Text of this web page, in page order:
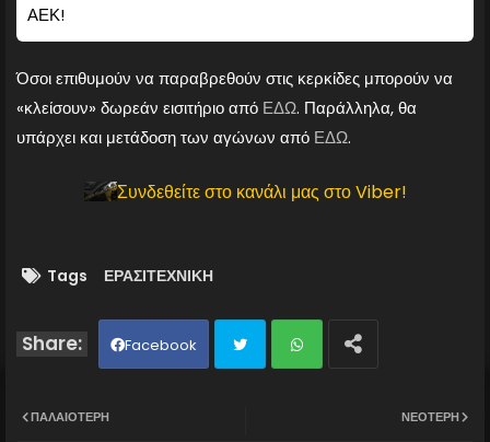
Όσοι επιθυμούν να παραβρεθούν στις κερκίδες μπορούν να
«κλείσουν» δωρεάν εισιτήριο από ΕΔΩ. Παράλληλα, θα
υπάρχει και μετάδοση των αγώνων από ΕΔΩ.
Συνδεθείτε στο κανάλι μας στο Viber!
Tags ΕΡΑΣΙΤΕΧΝΙΚΗ
Facebook
ΝΕΌΤΕΡΗ
ΠΑΛΑΙΌΤΕΡΗ